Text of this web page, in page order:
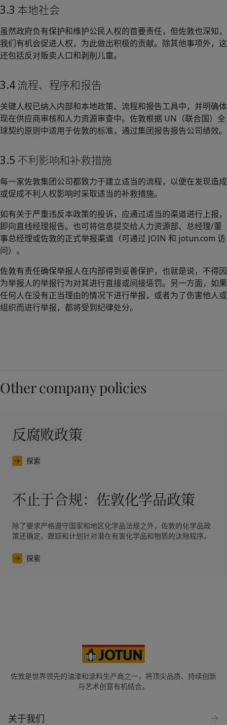
3.3 本地社会
虽然政府负有保护和维护公民人权的首要责任，但佐敦也深知，
我们有机会促进人权，为此做出积极的贡献。除其他事项外，这
还包括反对贩卖人口和剥削儿童。
3.4 流程、程序和报告
关键人权已纳入内部和本地政策、流程和报告工具中，并明确体
现在供应商审核和人力资源审查中。佐敦根据 UN（联合国）全
球契约原则中适用于佐敦的标准，通过集团报告报告公司绩效。
3.5 不利影响和补救措施
每一家佐敦集团公司都致力于建立适当的流程，以便在发现造成
或促成不利人权影响时采取适当的补救措施。
如有关于严重违反本政策的投诉，应通过适当的渠道进行上报，
即向直线经理报告。也可将信息提交给人力资源部、总经理/董
事总经理或佐敦的正式举报渠道（可通过 JOIN 和 jotun.com 访
问）。
佐敦有责任确保举报人在内部得到妥善保护，也就是说，不得因
为举报人的举报行为对其进行直接或间接惩罚。另一方面，如果
任何人在没有正当理由的情况下进行举报，或者为了伤害他人或
组织而进行举报，都将受到纪律处分。
Other company policies
反腐败政策
探索
不止于合规：佐敦化学品政策
除了要求严格遵守国家和地区化学品法规之外，佐敦的化学品政
策还确定、跟踪和计划针对潜在有害化学品和物质的汰除程序。
探索
佐敦是世界领先的油漆和涂料生产商之一，将顶尖品质、持续创新
与艺术创意有机结合。
关于我们